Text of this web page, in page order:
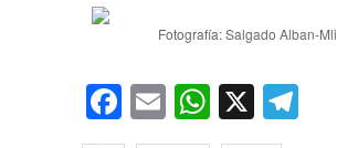
Fotografía: Salgado Alban-Mli
Facebook
EmailX